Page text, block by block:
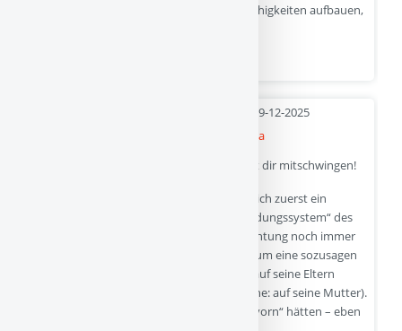
Lebens erfahren, es will aber auch seine Fähigkeiten aufbauen,
- 09-12-2025
Ich glaube, ganz viele Eltern können da mit dir mitschwingen!
Ich will mich einer Antwort nähern, indem ich zuerst ein
bisschen aushole – und zwar hin zum „Bindungssystem“ des
Kindes. Bindung wird nach meiner Beobachtung noch immer
arg missverstanden, nämlich, dass es hier um eine sozusagen
„genetische“ Sache geht, bei der das Kind auf seine Eltern
geprägt wird (früher dachte man auch gerne: auf seine Mutter).
Oder dass die Eltern zumindest „die Nase vorn“ hätten – eben